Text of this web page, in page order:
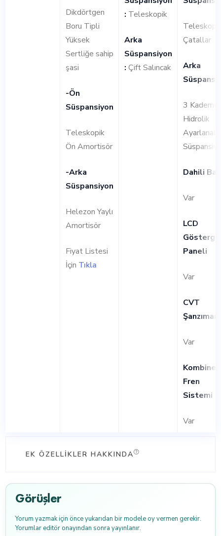
Dikdörtgen
Boru Tipli
Yüksek
Sertliğe sahip
şasi
-Ön
Süspansiyon
Teleskopik
Ön Amortisör
-Arka
Süspansiyon
Helezon Yaylı
Amortisör
Fiyat Listesi
İçin Tıkla
: Teleskopik
Arka
Süspansiyon
: Çift Salıncak
Çatallar
Arka
3
Hidrolik
Dahili
Var
LCD
Gösterge
Paneli
Var
CVT
Şanzıman
Var
Kombine
Fren
Sistemi
Var
EK ÖZELLIKLER HAKKINDA
Görüşler
Yorum yazmak için önce yukarıdan bir modele oy vermen gerekir.
Yorumlar editör onayından sonra yayınlanır.